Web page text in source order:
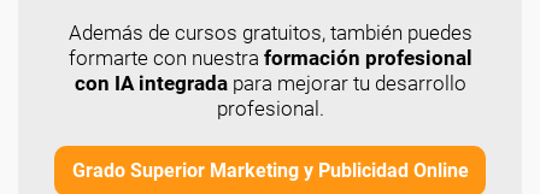
Además de cursos gratuitos, también puedes
formarte con nuestra formación profesional
con IA integradapara mejorar tu desarrollo
profesional.
Grado Superior Marketing y Publicidad Online